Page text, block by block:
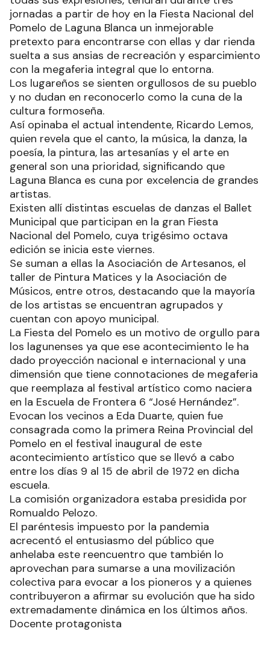
jornadas a partir de hoy en la Fiesta Nacional del
Pomelo de Laguna Blanca un inmejorable
pretexto para encontrarse con ellas y dar rienda
suelta a sus ansias de recreación y esparcimiento
con la megaferia integral que lo entorna.
Los lugareños se sienten orgullosos de su pueblo
y no dudan en reconocerlo como la cuna de la
cultura formoseña.
Así opinaba el actual intendente, Ricardo Lemos,
quien revela que el canto, la música, la danza, la
poesía, la pintura, las artesanías y el arte en
general son una prioridad, significando que
Laguna Blanca es cuna por excelencia de grandes
artistas.
Existen allí distintas escuelas de danzas el Ballet
Municipal que participan en la gran Fiesta
Nacional del Pomelo, cuya trigésimo octava
edición se inicia este viernes.
Se suman a ellas la Asociación de Artesanos, el
taller de Pintura Matices y la Asociación de
Músicos, entre otros, destacando que la mayoría
de los artistas se encuentran agrupados y
cuentan con apoyo municipal.
La Fiesta del Pomelo es un motivo de orgullo para
los lagunenses ya que ese acontecimiento le ha
dado proyección nacional e internacional y una
dimensión que tiene connotaciones de megaferia
que reemplaza al festival artístico como naciera
en la Escuela de Frontera 6 “José Hernández”.
Evocan los vecinos a Eda Duarte, quien fue
consagrada como la primera Reina Provincial del
Pomelo en el festival inaugural de este
acontecimiento artístico que se llevó a cabo
entre los días 9 al 15 de abril de 1972 en dicha
escuela.
La comisión organizadora estaba presidida por
Romualdo Pelozo.
El paréntesis impuesto por la pandemia
acrecentó el entusiasmo del público que
anhelaba este reencuentro que también lo
aprovechan para sumarse a una movilización
colectiva para evocar a los pioneros y a quienes
contribuyeron a afirmar su evolución que ha sido
extremadamente dinámica en los últimos años.
Docente protagonista